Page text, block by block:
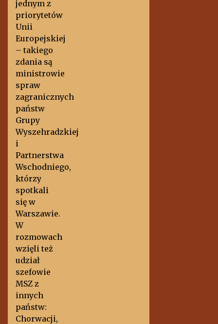
jednym z
priorytetów
Unii
Europejskiej
– takiego
zdania są
ministrowie
spraw
zagranicznych
państw
Grupy
Wyszehradzkiej
i
Partnerstwa
Wschodniego,
którzy
spotkali
się w
Warszawie.
W
rozmowach
wzięli też
udział
szefowie
MSZ z
innych
państw:
Chorwacji,